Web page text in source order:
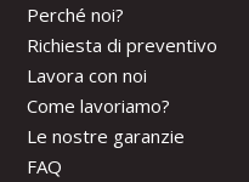
Perché noi?
Richiesta di preventivo
Lavora con noi
Come lavoriamo?
Le nostre garanzie
FAQ